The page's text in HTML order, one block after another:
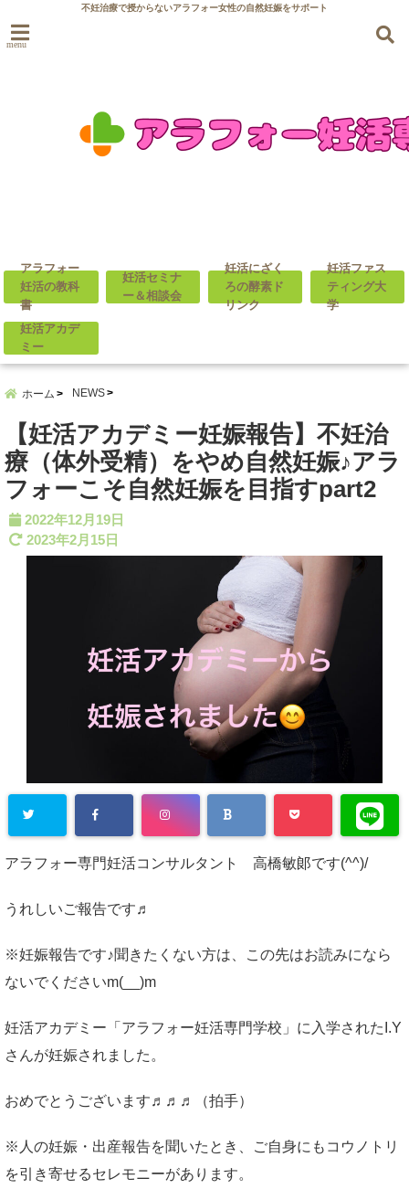
不妊治療で授からないアラフォー女性の自然妊娠をサポート
menu
アラフォー
妊活の教科
書
妊活セミナ
ー＆相談会
妊活にざく
ろの酵素ド
リンク
妊活ファス
ティング大
学
妊活アカデ
ミー
ホーム NEWS
【妊活アカデミー妊娠報告】不妊治
療（体外受精）をやめ自然妊娠♪アラ
フォーこそ自然妊娠を目指すpart2
2022年12月19日
2023年2月15日
アラフォー専門妊活コンサルタント 高橋敏郞です(^^)/
うれしいご報告です♬
※妊娠報告です♪聞きたくない方は、この先はお読みになら
ないでくださいm(__)m
妊活アカデミー「アラフォー妊活専門学校」に入学されたI.Y
さんが妊娠されました。
おめでとうございます♬♬♬（拍手）
※人の妊娠・出産報告を聞いたとき、ご自身にもコウノトリ
を引き寄せるセレモニーがあります。